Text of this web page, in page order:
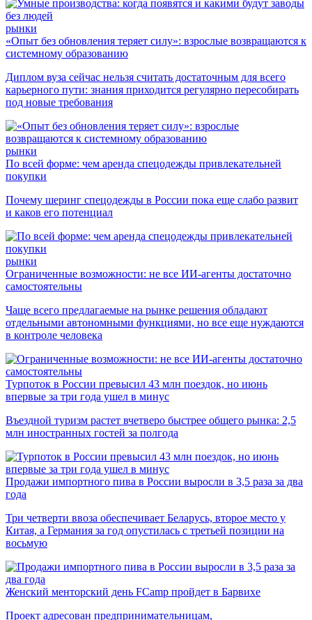
рынки
«Опыт без обновления теряет силу»: взрослые возвращаются к
системному образованию
Диплом вуза сейчас нельзя считать достаточным для всего
карьерного пути: знания приходится регулярно пересобирать
под новые требования
рынки
По всей форме: чем аренда спецодежды привлекательней
покупки
Почему шеринг спецодежды в России пока еще слабо развит
и каков его потенциал
рынки
Ограниченные возможности: не все ИИ-агенты достаточно
самостоятельны
Чаще всего предлагаемые на рынке решения обладают
отдельными автономными функциями, но все еще нуждаются
в контроле человека
Турпоток в России превысил 43 млн поездок, но июнь
впервые за три года ушел в минус
Въездной туризм растет вчетверо быстрее общего рынка: 2,5
млн иностранных гостей за полгода
Продажи импортного пива в России выросли в 3,5 раза за два
года
Три четверти ввоза обеспечивает Беларусь, второе место у
Китая, а Германия за год опустилась с третьей позиции на
восьмую
Женский менторский день FCamp пройдет в Барвихе
Проект адресован предпринимательницам,